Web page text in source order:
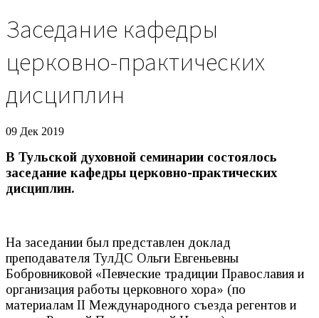
Заседание кафедры
церковно-практических
дисциплин
09 Дек 2019
В Тульской духовной семинарии состоялось
заседание кафедры церковно-практических
дисциплин.
На заседании был представлен доклад
преподавателя ТулДС Ольги Евгеньевны
Бобровниковой «Певческие традиции Православия и
организация работы церковного хора» (по
материалам II Международного съезда регентов и